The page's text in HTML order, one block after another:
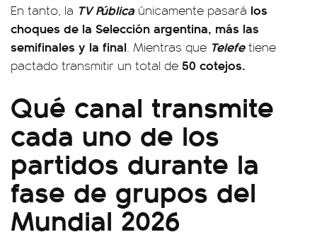
En tanto, la TV Pública únicamente pasará los
choques de la Selección argentina, más las
semifinales y la final. Mientras que Telefetiene
pactado transmitir un total de 50 cotejos.
Qué canal transmite
cada uno de los
partidos durante la
fase de grupos del
Mundial 2026